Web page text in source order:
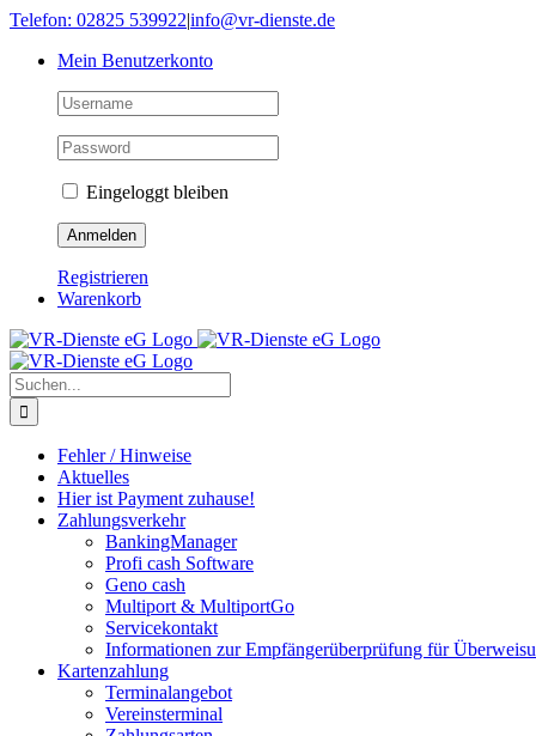
Skip
content
Telefon: 02825 539922|info@vr-dienste.de
Mein Benutzerkonto
Eingeloggt bleiben
Registrieren
Warenkorb
Suche
nach:
Fehler / Hinweise
Aktuelles
Hier ist Payment zuhause!
Zahlungsverkehr
BankingManager
Profi cash Software
Geno cash
Multiport & MultiportGo
Servicekontakt
Informationen zur Empfängerüberprüfung für
Kartenzahlung
Terminalangebot
Vereinsterminal